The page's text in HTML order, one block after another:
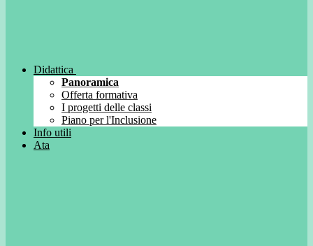
Didattica
Panoramica
Offerta formativa
I progetti delle classi
Piano per l'Inclusione
Info utili
Ata